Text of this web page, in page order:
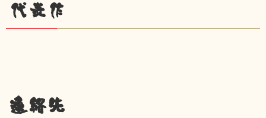
代表作
連絡先